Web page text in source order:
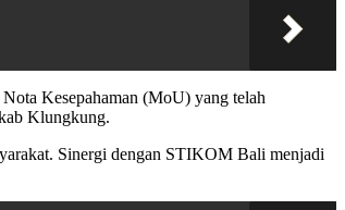
Kesepahaman (MoU) yang telah
Klungkung.
Sinergi dengan STIKOM Bali menjadi